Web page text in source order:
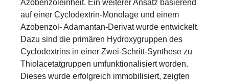
Azobenzoleinheit. Ein weiterer Ansatz basierend
auf einer Cyclodextrin-Monolage und einem
Azobenzol- Adamantan-Derivat wurde entwickelt.
Dazu sind die primären Hydroxygruppen des
Cyclodextrins in einer Zwei-Schritt-Synthese zu
Thiolacetatgruppen umfunktionalisiert worden.
Dieses wurde erfolgreich immobilisiert, zeigten